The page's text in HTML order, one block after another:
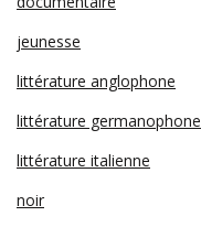
jeunesse
littérature anglophone
littérature germanophone
littérature italienne
noir